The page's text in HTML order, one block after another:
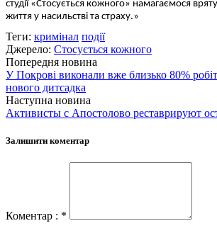
студії «Стосується кожного» намагаємося
життя у насильстві та страху.»
Теги: кримінал події
Джерело: Стосується кожного
Попередня новина
У Покрові виконали вже близько 80%
нового дитсадка
Наступна новина
Активисты с Апостолово реставрируют
Залишити коментар
Коментар : *